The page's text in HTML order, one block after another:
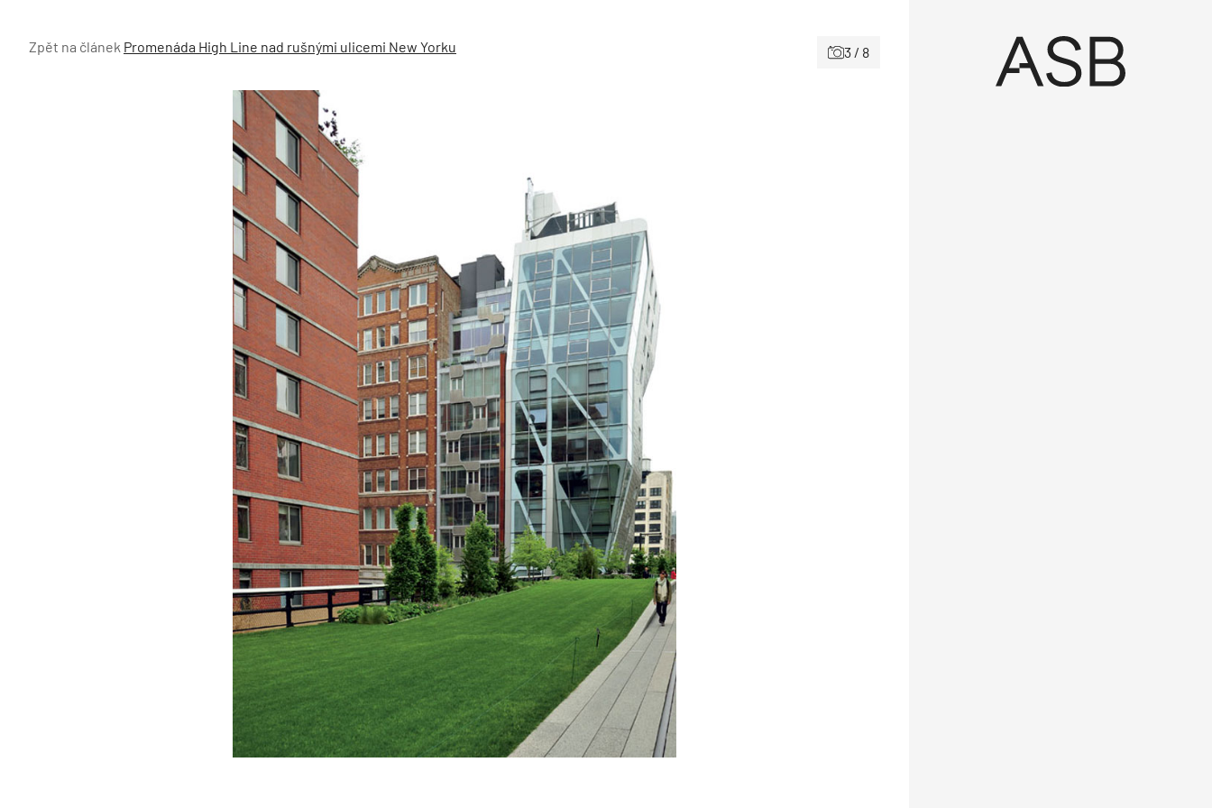
Zpět na článek Promenáda High Line nad rušnými ulicemi New Yorku 3 / 8